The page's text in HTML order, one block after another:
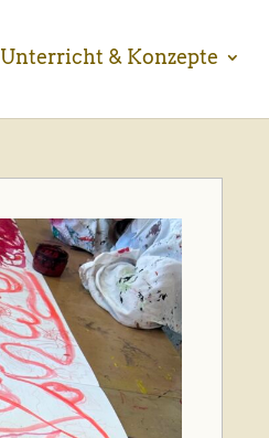
Unterricht & Konzepte